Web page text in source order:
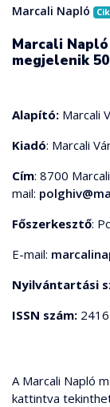
Marcali Napló
Marcali
megjelenik
Alapító: Marcali
Kiadó: Marcali
Cím: 8700
mail:
Főszerkesztő:
E-mail:
Nyilvántartási
ISSN szám:
A Marcali Napló
kattintva